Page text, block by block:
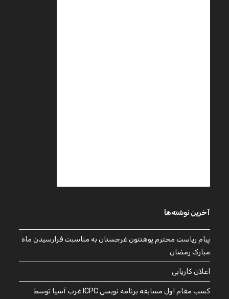
آخرین نوشته‌ها
پیام ریاست محترم پوهنتون غرجستان به مناسبت فرارسیدن ماه
مبارک رمضان
اعلان کاریابی
کسب مقام اول مسابقه برنامه نویسی ICPC غرب آسیا توسط